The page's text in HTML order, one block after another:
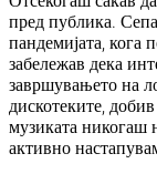
пред публика.
пандемијата, кога
забележав дека
завршувањето на
дискотеките,
музиката никогаш
активно